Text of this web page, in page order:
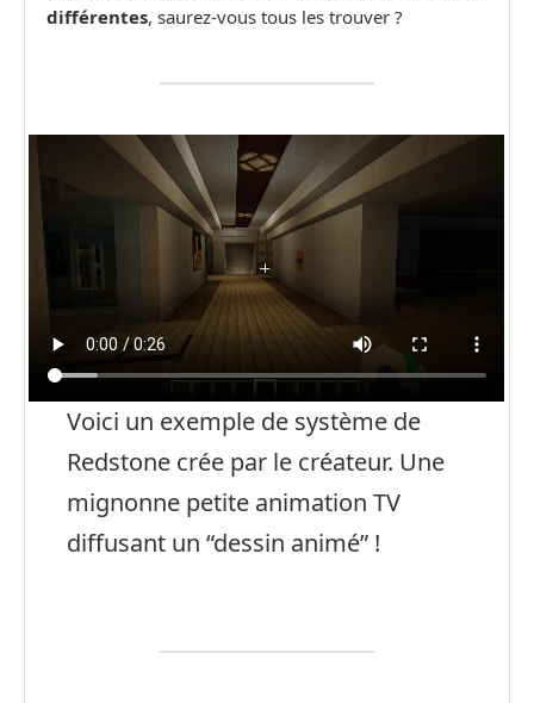
différentes, saurez-vous tous les trouver ?
Voici un exemple de système de
Redstone crée par le créateur. Une
mignonne petite animation TV
diffusant un “dessin animé” !